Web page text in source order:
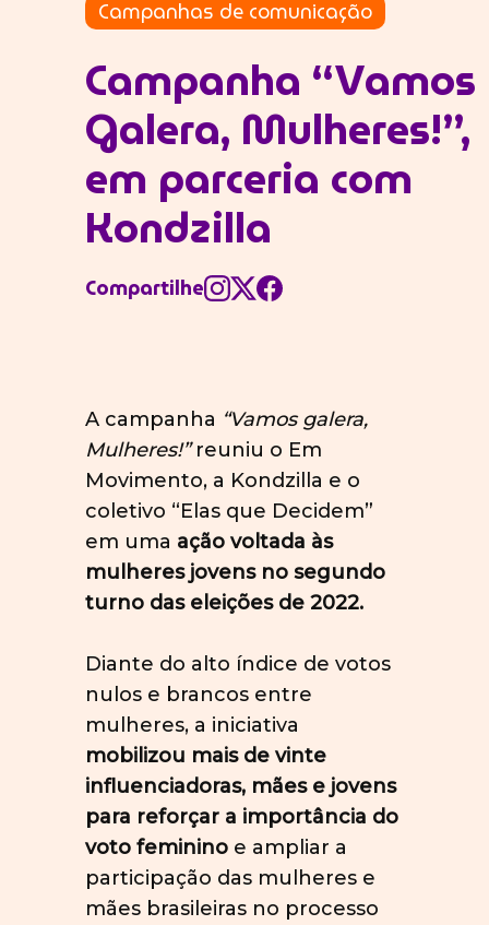
Campanhas de comunicação
Campanha “Vamos
Galera, Mulheres!”,
em parceria com
Kondzilla
Compartilhe
A campanha “Vamos galera,
Mulheres!”reuniu o Em
Movimento, a Kondzilla e o
coletivo “Elas que Decidem”
em uma ação voltada às
mulheres jovens no segundo
turno das eleições de 2022.
Diante do alto índice de votos
nulos e brancos entre
mulheres, a iniciativa
mobilizou mais de vinte
influenciadoras, mães e jovens
para reforçar a importância do
voto feminino e ampliar a
participação das mulheres e
mães brasileiras no processo